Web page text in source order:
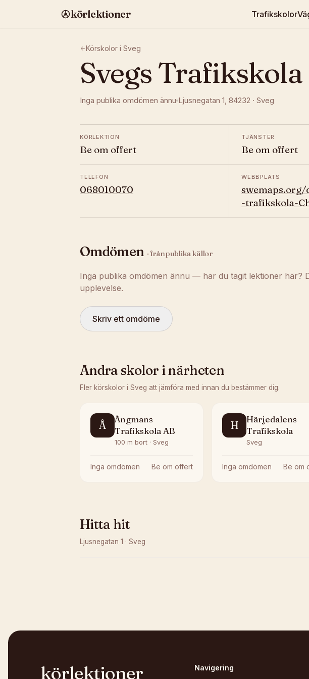
körlektioner Trafikskolor
Körskolor i Sveg
Svegs Trafikskola
Inga publika omdömen ännu Ljusnegatan 1, 84232 · Sveg
KÖRLEKTION
Be om offert
TJÄNSTER
Be om offert
TELEFON
068010070
WEBBPLATS
swemaps.org/
-trafikskola-
Omdömen · från publika källor
Inga publika omdömen ännu — har du tagit lektioner här?
upplevelse.
Skriv ett omdöme
Andra skolor i närheten
Fler körskolor i Sveg att jämföra med innan du bestämmer dig.
Å
Ångmans
Trafikskola AB
100 m bort · Sveg
Inga omdömen Be om offert
H
Härjedalens
Trafikskola
Sveg
Inga omdömen Be om
Hitta hit
Ljusnegatan 1 · Sveg
körlektioner Navigering